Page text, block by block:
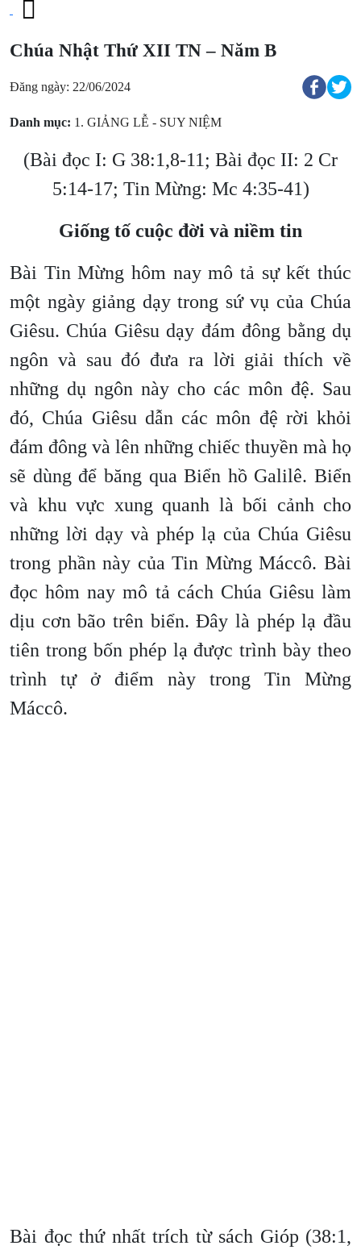
Chúa Nhật Thứ XII TN – Năm B
Đăng ngày: 22/06/2024
Danh mục: 1. GIẢNG LỄ - SUY NIỆM
(Bài đọc I: G 38:1,8-11; Bài đọc II: 2 Cr
5:14-17; Tin Mừng: Mc 4:35-41)
Giống tố cuộc đời và niềm tin
Bài Tin Mừng hôm nay mô tả sự kết thúc
một ngày giảng dạy trong sứ vụ của Chúa
Giêsu. Chúa Giêsu dạy đám đông bằng dụ
ngôn và sau đó đưa ra lời giải thích về
những dụ ngôn này cho các môn đệ. Sau
đó, Chúa Giêsu dẫn các môn đệ rời khỏi
đám đông và lên những chiếc thuyền mà họ
sẽ dùng để băng qua Biển hồ Galilê. Biển
và khu vực xung quanh là bối cảnh cho
những lời dạy và phép lạ của Chúa Giêsu
trong phần này của Tin Mừng Máccô. Bài
đọc hôm nay mô tả cách Chúa Giêsu làm
dịu cơn bão trên biển. Đây là phép lạ đầu
tiên trong bốn phép lạ được trình bày theo
trình tự ở điểm này trong Tin Mừng
Máccô.
Bài đọc thứ nhất trích từ sách Gióp (38:1,